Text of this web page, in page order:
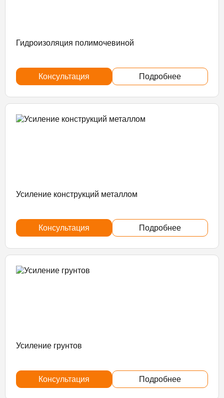
Гидроизоляция полимочевиной
Консультация Подробнее
Усиление конструкций металлом
Консультация Подробнее
Усиление грунтов
Консультация Подробнее